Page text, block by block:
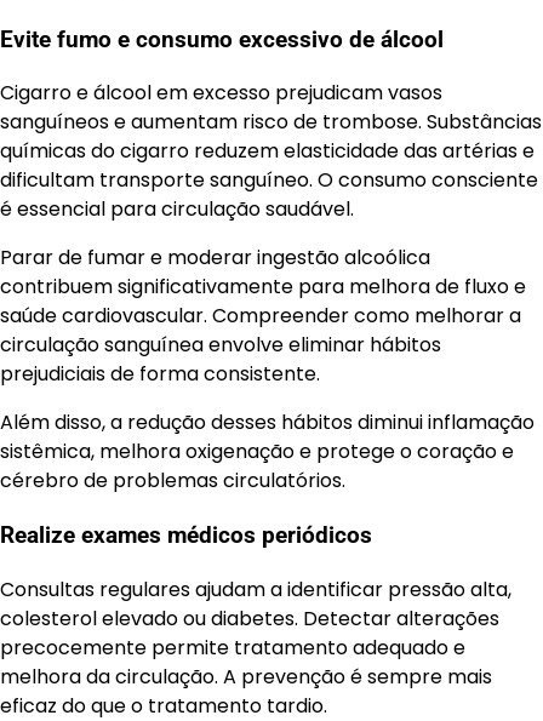
Evite fumo e consumo excessivo de álcool
Cigarro e álcool em excesso prejudicam vasos
sanguíneos e aumentam risco de trombose. Substâncias
químicas do cigarro reduzem elasticidade das artérias e
dificultam transporte sanguíneo. O consumo consciente
é essencial para circulação saudável.
Parar de fumar e moderar ingestão alcoólica
contribuem significativamente para melhora de fluxo e
saúde cardiovascular. Compreender como melhorar a
circulação sanguínea envolve eliminar hábitos
prejudiciais de forma consistente.
Além disso, a redução desses hábitos diminui inflamação
sistêmica, melhora oxigenação e protege o coração e
cérebro de problemas circulatórios.
Realize exames médicos periódicos
Consultas regulares ajudam a identificar pressão alta,
colesterol elevado ou diabetes. Detectar alterações
precocemente permite tratamento adequado e
melhora da circulação. A prevenção é sempre mais
eficaz do que o tratamento tardio.